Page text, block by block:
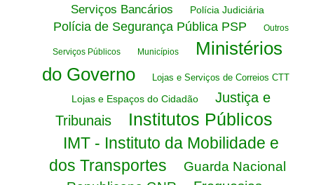
Serviços Bancários Polícia Judiciária
Polícia de Segurança Pública PSP Outros
Serviços Públicos Municípios
Ministérios
do Governo
Lojas e Serviços de Correios CTT
Lojas e Espaços do Cidadão
Justiça e
Tribunais
Institutos Públicos
IMT - Instituto da Mobilidade e
dos Transportes
Guarda Nacional